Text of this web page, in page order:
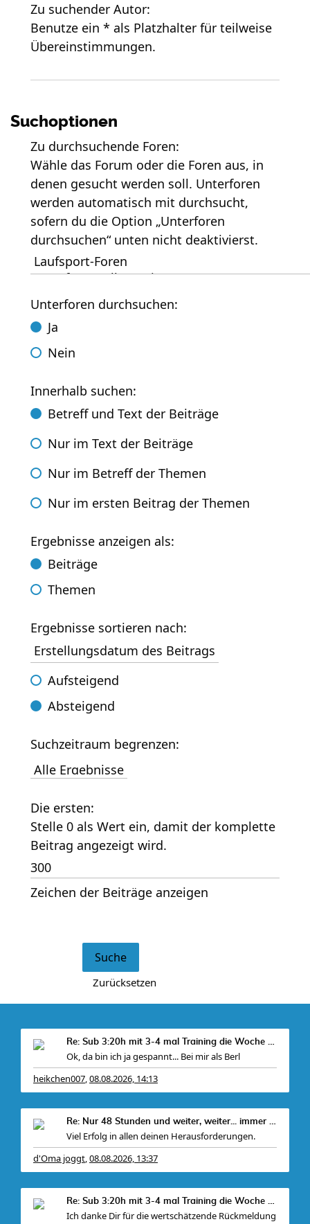
Zu suchender Autor:
Benutze ein * als Platzhalter für teilweise
Übereinstimmungen.
Suchoptionen
Zu durchsuchende Foren:
Wähle das Forum oder die Foren aus, in
denen gesucht werden soll. Unterforen
werden automatisch mit durchsucht,
sofern du die Option „Unterforen
durchsuchen“ unten nicht deaktivierst.
Unterforen durchsuchen:
Ja
Nein
Innerhalb suchen:
Betreff und Text der Beiträge
Nur im Text der Beiträge
Nur im Betreff der Themen
Nur im ersten Beitrag der Themen
Ergebnisse anzeigen als:
Beiträge
Themen
Ergebnisse sortieren nach:
Aufsteigend
Absteigend
Suchzeitraum begrenzen:
Die ersten:
Stelle 0 als Wert ein, damit der komplette
Beitrag angezeigt wird.
Zeichen der Beiträge anzeigen
Re: Sub 3:20h mit 3-4 mal Training die Woche machb
Ok, da bin ich ja gespannt... Bei mir als Berl
heikchen007,08.08.2026, 14:13
Re: Nur 48 Stunden und weiter, weiter... immer wei
Viel Erfolg in allen deinen Herausforderungen.
d'Oma joggt,08.08.2026, 13:37
Re: Sub 3:20h mit 3-4 mal Training die Woche machb
Ich danke Dir für die wertschätzende Rückmeldung